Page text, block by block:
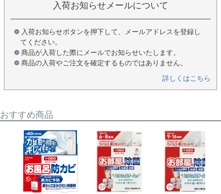
入荷お知らせメールについて
入荷お知らせボタンを押下して、メールアドレスを登録し
てください。
商品が入荷した際にメールでお知らせいたします。
商品の入荷やご注文を確定するものではありません。
詳しくはこちら
おすすめ商品